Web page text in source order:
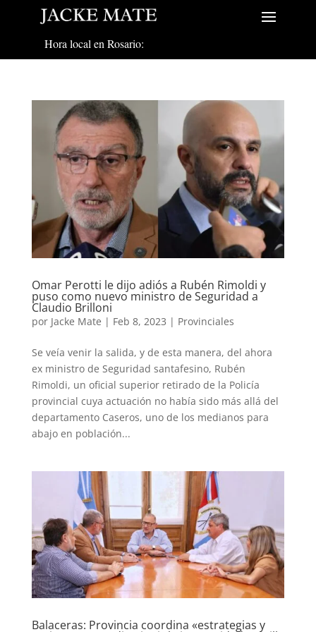
Hora local en Rosario:
Omar Perotti le dijo adiós a Rubén Rimoldi y
puso como nuevo ministro de Seguridad a
Claudio Brilloni
por Jacke Mate | Feb 8, 2023 | Provinciales
Se veía venir la salida, y de esta manera, del ahora
ex ministro de Seguridad santafesino, Rubén
Rimoldi, un oficial superior retirado de la Policía
provincial cuya actuación no había sido más allá del
departamento Caseros, uno de los medianos para
abajo en población...
Balaceras: Provincia coordina «estrategias y